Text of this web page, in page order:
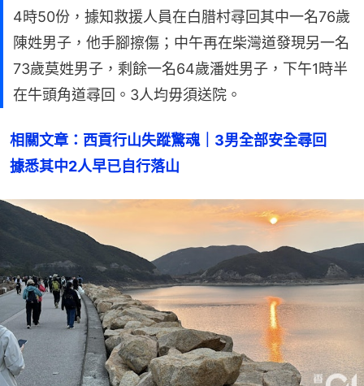
4時50份，據知救援人員在白腊村尋回其中一名76歲
陳姓男子，他手腳擦傷；中午再在柴灣道發現另一名
73歲莫姓男子，剩餘一名64歲潘姓男子，下午1時半
在牛頭角道尋回。3人均毋須送院。
相關文章：西貢行山失蹤驚魂｜3男全部安全尋回
據悉其中2人早已自行落山